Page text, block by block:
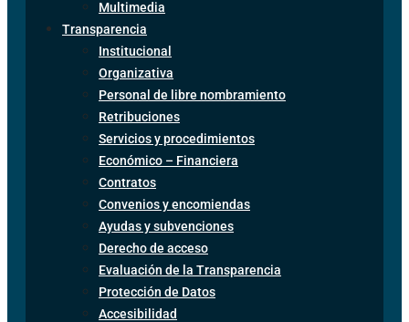
Multimedia
Transparencia
Institucional
Organizativa
Personal de libre nombramiento
Retribuciones
Servicios y procedimientos
Económico – Financiera
Contratos
Convenios y encomiendas
Ayudas y subvenciones
Derecho de acceso
Evaluación de la Transparencia
Protección de Datos
Accesibilidad